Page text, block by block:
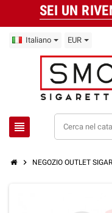
SEI UN
Italiano EUR
view_headline
chevron_right NEGOZIO OUTLET